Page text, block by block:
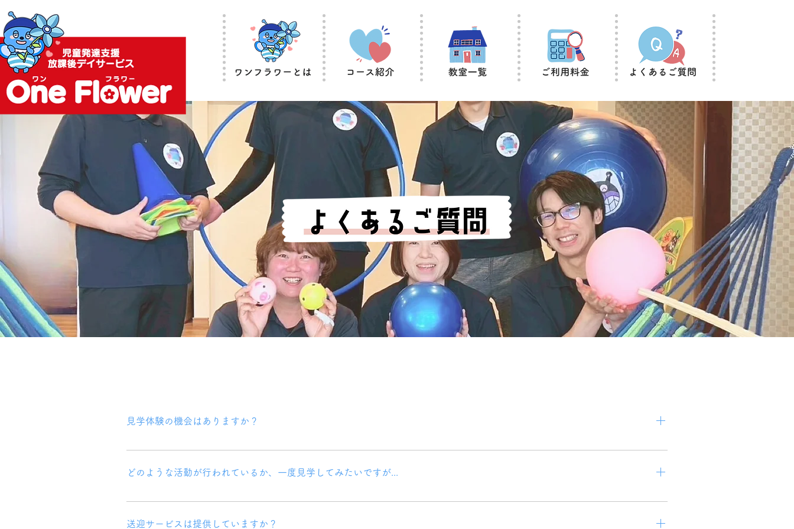
見学体験の機会はありますか？
見学や体験を希望される場合、お気軽にご連絡ください。訪れていただいた際に、お子様は他の子供たちと一緒に実際の活動に参加いただけま
どのような活動が行われているか、一度見学してみたいですが...
ぜひお越しください。 事前に日程のご希望をお知らせいただければ、見学日を調整いたします。 お子様が実際に参加し、体験することをおすす
送迎サービスは提供していますか？